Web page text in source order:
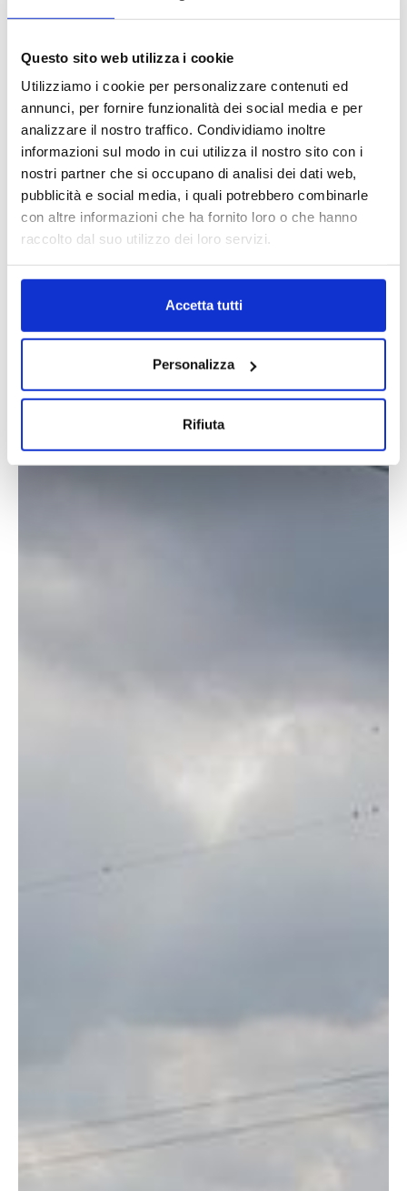
Questo sito web utilizza i cookie
Utilizziamo i cookie per personalizzare contenuti ed
annunci, per fornire funzionalità dei social media e per
analizzare il nostro traffico. Condividiamo inoltre
informazioni sul modo in cui utilizza il nostro sito con i
nostri partner che si occupano di analisi dei dati web,
pubblicità e social media, i quali potrebbero combinarle
con altre informazioni che ha fornito loro o che hanno
raccolto dal suo utilizzo dei loro servizi.
Accetta tutti
Personalizza
Rifiuta